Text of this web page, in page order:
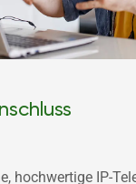
hochwertige IP-